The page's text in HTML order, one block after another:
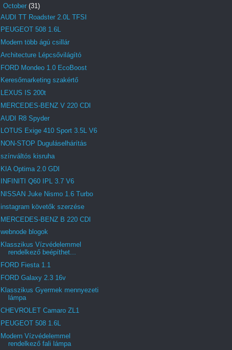
October (31)
AUDI TT Roadster 2.0L TFSI
PEUGEOT 508 1.6L
Modern több ágú csillár
Architecture Lépcsővilágító
FORD Mondeo 1.0 EcoBoost
Keresőmarketing szakértő
LEXUS IS 200t
MERCEDES-BENZ V 220 CDI
AUDI R8 Spyder
LOTUS Exige 410 Sport 3.5L V6
NON-STOP Duguláselhárítás
színváltós kisruha
KIA Optima 2.0 GDI
INFINITI Q60 IPL 3.7 V6
NISSAN Juke Nismo 1.6 Turbo
instagram követők szerzése
MERCEDES-BENZ B 220 CDI
webnode blogok
Klasszikus Vízvédelemmel
rendelkező beépíthet...
FORD Fiesta 1.1
FORD Galaxy 2.3 16v
Klasszikus Gyermek mennyezeti
lámpa
CHEVROLET Camaro ZL1
PEUGEOT 508 1.6L
Modern Vízvédelemmel
rendelkező fali lámpa